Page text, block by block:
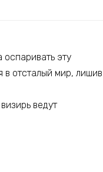
эту
в отсталый мир, лишив
ведут